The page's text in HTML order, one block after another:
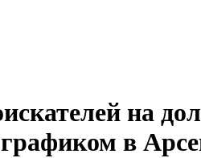
на
в